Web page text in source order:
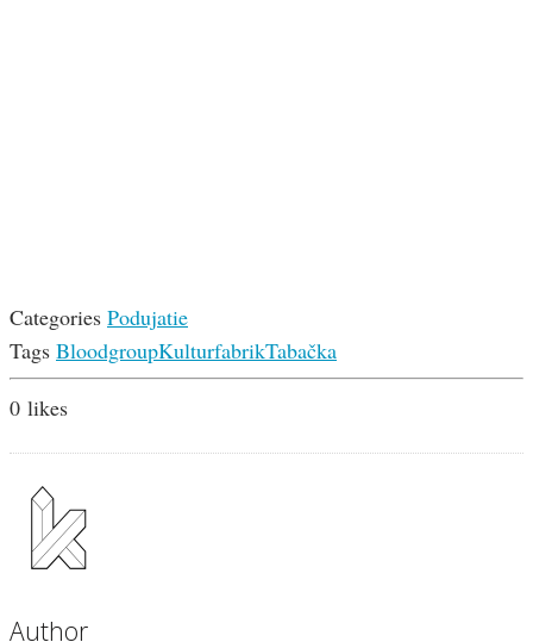
Categories Podujatie
Tags BloodgroupKulturfabrikTabačka
0 likes
Author